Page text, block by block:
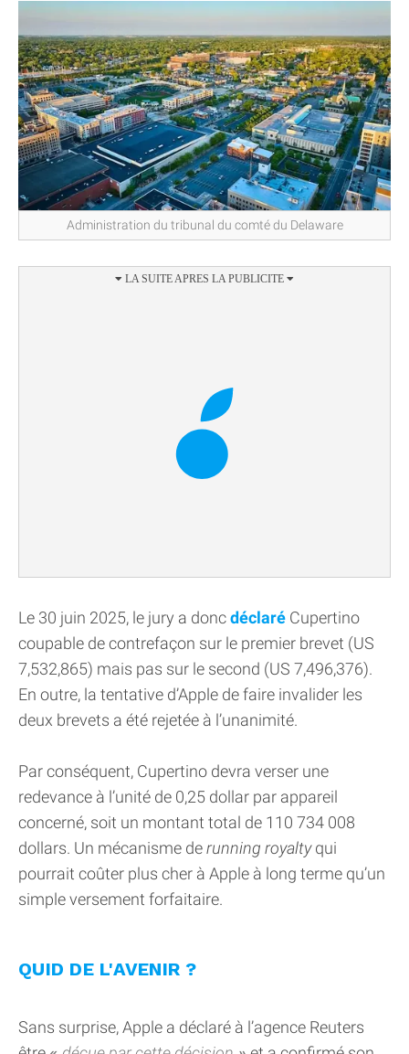
Administration du tribunal du comté du Delaware
Le 30 juin 2025, le jury a doncdéclaré Cupertino
coupable de contrefaçon sur le premier brevet (US
7,532,865) mais pas sur le second (US 7,496,376).
En outre, la tentative d’Apple de faire invalider les
deux brevets a été rejetée à l’unanimité.
Par conséquent, Cupertino devra verser une
redevance à l’unité de 0,25 dollar par appareil
concerné, soit un montant total de 110 734 008
dollars. Un mécanisme derunning royaltyqui
pourrait coûter plus cher à Apple à long terme qu’un
simple versement forfaitaire.
QUID DE L'AVENIR ?
Sans surprise, Apple a déclaré à l’agence Reuters